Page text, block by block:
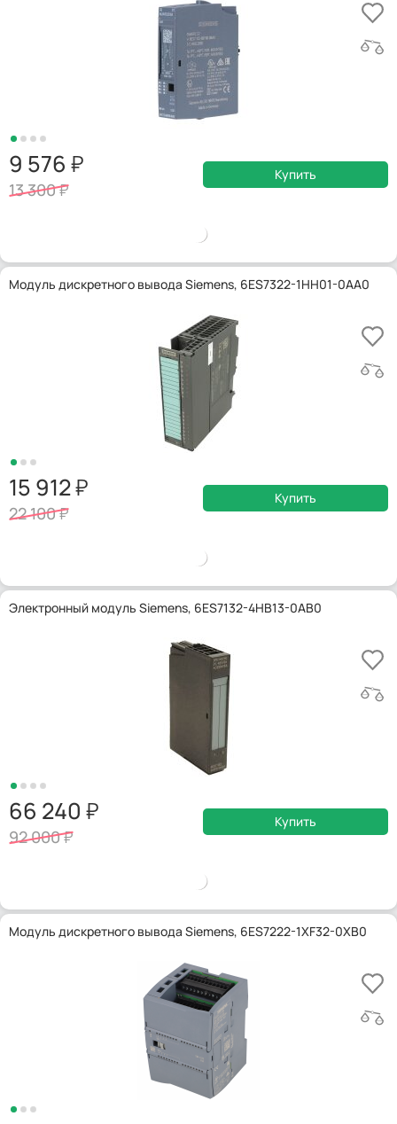
9 576
13 300
Купить
Модуль дискретного вывода Siemens, 6ES7322-1HH01-0AA0
15 912
22 100
Купить
Электронный модуль Siemens, 6ES7132-4HB13-0AB0
66 240
92 000
Купить
Модуль дискретного вывода Siemens, 6ES7222-1XF32-0XB0